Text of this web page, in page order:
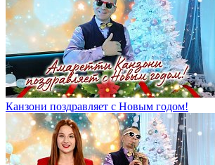
Канзони поздравляет с Новым годом!